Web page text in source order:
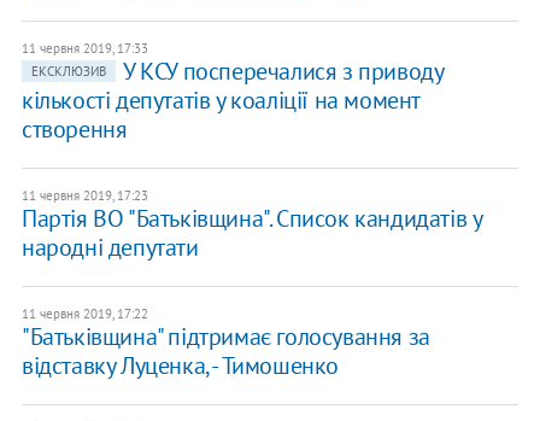
11 червня 2019, 17:33
ЕКСКЛЮЗИВ
У КСУ посперечалися з приводу
кількості депутатів у коаліції на момент
створення
11 червня 2019, 17:23
Партія ВО "Батьківщина". Список кандидатів у
народні депутати
11 червня 2019, 17:22
"Батьківщина" підтримає голосування за
відставку Луценка, - Тимошенко